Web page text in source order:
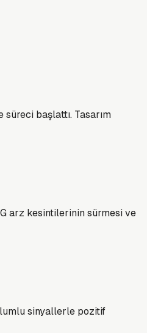
başlattı. Tasarım
arz kesintilerinin sürmesi ve
sinyallerle pozitif